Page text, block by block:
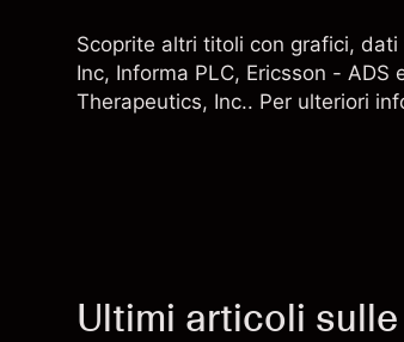
Scoprite altri titoli con grafici,
Inc, Informa PLC, Ericsson - ADS
Therapeutics, Inc.. Per ulteriori
Ultimi articoli